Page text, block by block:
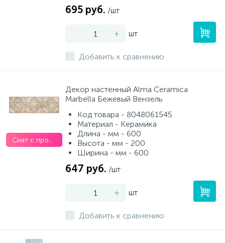
695 руб. /шт
- + шт
Добавить к сравнению
Снят с производства
Декор настенный Alma Ceramica
Marbella Бежевый Вензель
Код товара - 8048061545
Материал - Керамика
Длина - мм - 600
Высота - мм - 200
Ширина - мм - 600
647 руб. /шт
- + шт
Добавить к сравнению